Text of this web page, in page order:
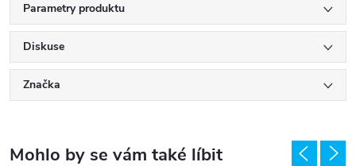
Parametry produktu
Diskuse
Značka